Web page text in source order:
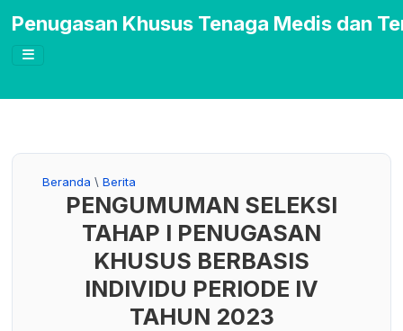
Penugasan Khusus Tenaga Medis dan
Beranda \Berita
PENGUMUMAN SELEKSI
TAHAP I PENUGASAN
KHUSUS BERBASIS
INDIVIDU PERIODE IV
TAHUN 2023